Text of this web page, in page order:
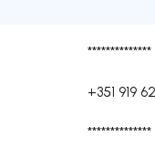
**************
+351 919
**************